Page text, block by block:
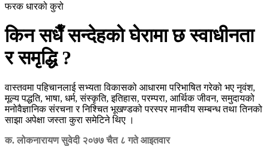
फरक धारको कुरो
किन सधैँ सन्देहको घेरामा छ स्वाधीनता
र समृद्धि ?
वास्तवमा पहिचानलाई सभ्यता विकासको आधारमा परिभाषित गरेको भए नृवंश,
मूल्य पद्धति, भाषा, धर्म, संस्कृति, इतिहास, परम्परा, आर्थिक जीवन, समुदायको
मनोवैज्ञानिक संरचना र निश्चित भूखण्डको परस्पर मानवीय सम्बन्ध तथा तिनको
साझा अपेक्षा जस्ता कुरा समेटिने थिए ।
क. लोकनारायण सुवेदी २०७७ चैत ८ गते आइतवार